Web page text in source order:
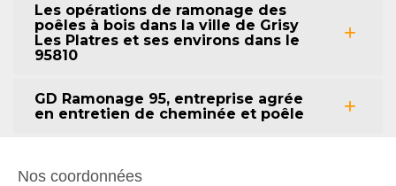
Les opérations de ramonage des
poêles à bois dans la ville de Grisy
Les Platres et ses environs dans le
95810
GD Ramonage 95, entreprise agrée
en entretien de cheminée et poêle
Nos coordonnées